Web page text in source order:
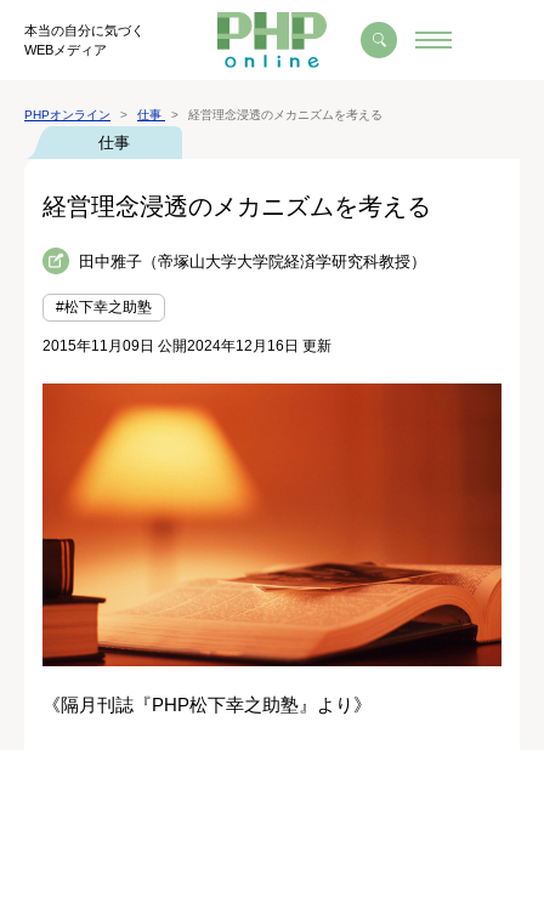
本当の自分に気づく
WEBメディア
PHPオンライン 仕事 経営理念浸透のメカニズムを考える
仕事
経営理念浸透のメカニズムを考える
田中雅子（帝塚山大学大学院経済学研究科教授）
#松下幸之助塾
2015年11月09日 公開2024年12月16日 更新
《隔月刊誌『PHP松下幸之助塾』より》